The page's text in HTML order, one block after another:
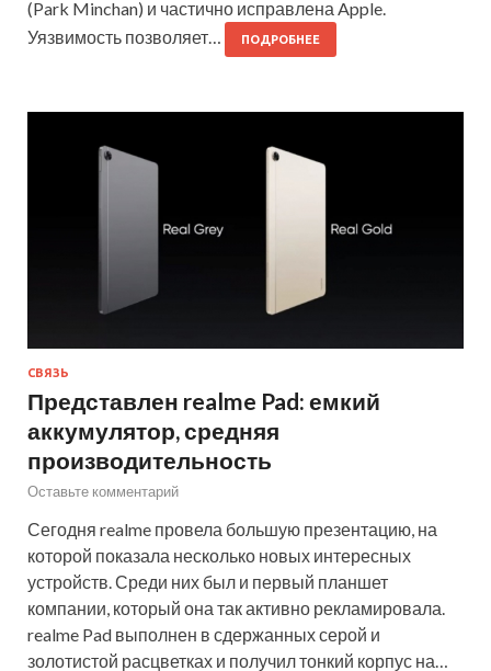
(Park Minchan) и частично исправлена Apple.
Уязвимость позволяет…
ПОДРОБНЕЕ
СВЯЗЬ
Представлен realme Pad: емкий
аккумулятор, средняя
производительность
Оставьте комментарий
Сегодня realme провела большую презентацию, на
которой показала несколько новых интересных
устройств. Среди них был и первый планшет
компании, который она так активно рекламировала.
realme Pad выполнен в сдержанных серой и
золотистой расцветках и получил тонкий корпус на…